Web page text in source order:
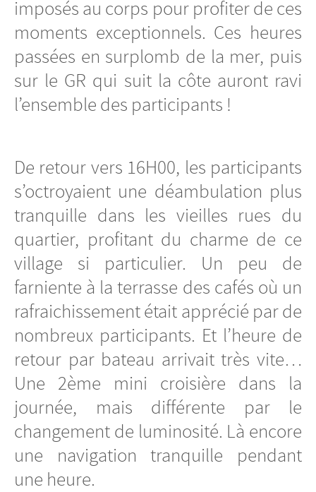
imposés au corps pour profiter de ces
moments exceptionnels. Ces heures
passées en surplomb de la mer, puis
sur le GR qui suit la côte auront ravi
l’ensemble des participants !
De retour vers 16H00, les participants
s’octroyaient une déambulation plus
tranquille dans les vieilles rues du
quartier, profitant du charme de ce
village si particulier. Un peu de
farniente à la terrasse des cafés où un
rafraichissement était apprécié par de
nombreux participants. Et l’heure de
retour par bateau arrivait très vite…
Une 2ème mini croisière dans la
journée, mais différente par le
changement de luminosité. Là encore
une navigation tranquille pendant
une heure.